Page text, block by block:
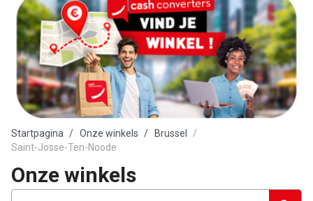
Startpagina Onze winkels
Brussel
Saint-Josse-Ten-Noode
Onze winkels
accessibility.searchform.label.searchform
accessibility.searchform.label.searchinput
accessibility.searchform.autocomplete_status